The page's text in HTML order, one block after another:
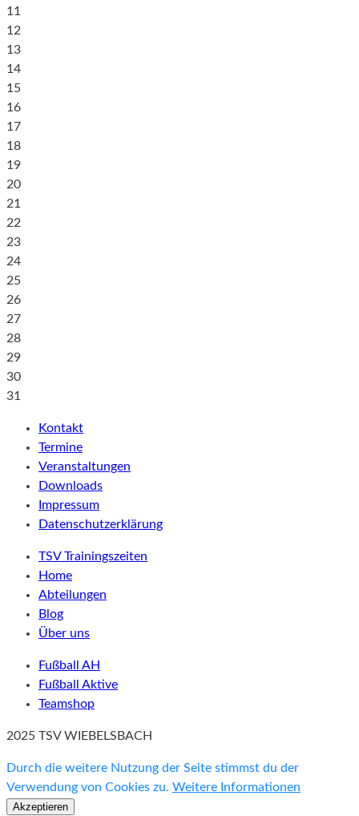
11
12
13
14
15
16
17
18
19
20
21
22
23
24
25
26
27
28
29
30
31
Kontakt
Termine
Veranstaltungen
Downloads
Impressum
Datenschutzerklärung
TSV Trainingszeiten
Home
Abteilungen
Blog
Über uns
Fußball AH
Fußball Aktive
Teamshop
2025 TSV WIEBELSBACH
Durch die weitere Nutzung der Seite stimmst du der
Verwendung von Cookies zu. Weitere Informationen
Akzeptieren